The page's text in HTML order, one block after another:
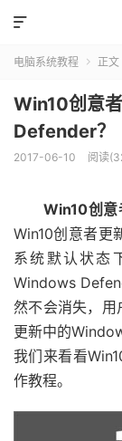

电脑系统教程  正文
Win10创意
Defender？
2017-06-10 阅读
Win10创
Win10创意者更
系统默认状态
Windows
然不会消失，用
更新中的
我们来看看
作教程。